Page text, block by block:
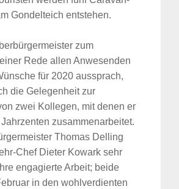
Gondelteich entstehen.
zum
Rede allen Anwesenden
für 2020 aussprach,
die Gelegenheit zur
zwei Kollegen, mit denen er
zusammenarbeitet.
Thomas Delling
Chef Dieter Kowark sehr
engagierte Arbeit; beide
in den wohlverdienten